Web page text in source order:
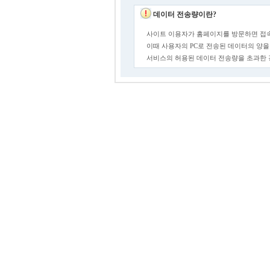
데이터 전송량이란?
사이트 이용자가 홈페이지를 방문하면 접
이때 사용자의 PC로 전송된 데이터의 양
서비스의 허용된 데이터 전송량을 초과